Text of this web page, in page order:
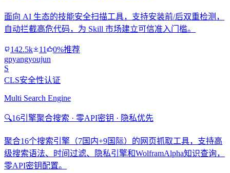
面向 AI 生态的技能安全扫描工具，支持安装前/后双重检测，
自动拦截高危代码，为 Skill 市场建立可信准入门槛。
142.5k 11
0%推荐
gpyangyoujun
S
CLS安全性认证
Multi Search Engine
🔍16引擎聚合搜索 · 零API密钥 · 隐私优先
聚合16个搜索引擎（7国内+9国际）的网页抓取工具，支持高
级搜索语法、时间过滤、隐私引擎和WolframAlpha知识查询，
零API密钥配置。